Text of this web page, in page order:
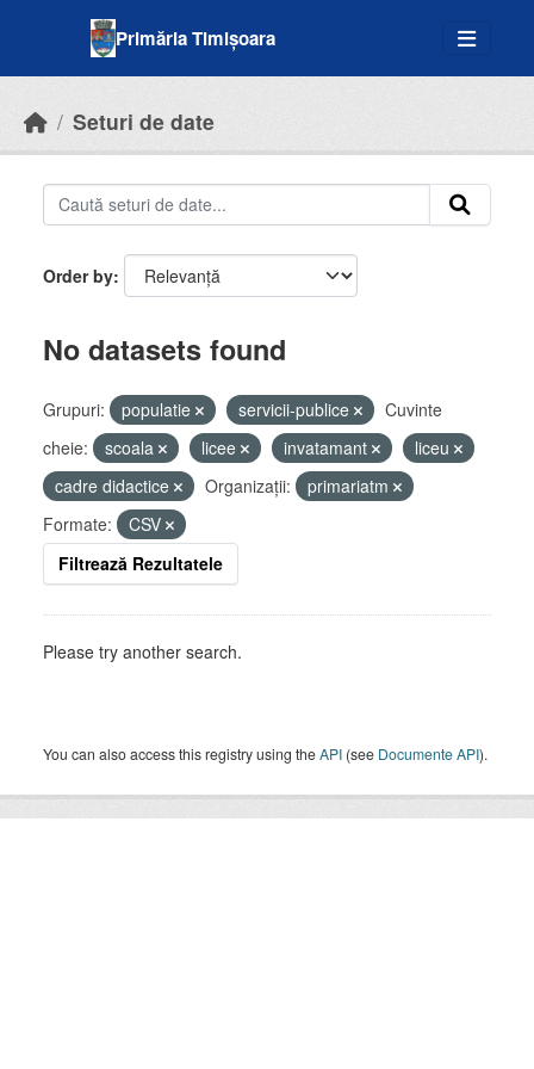
Primăria Timișoara
Seturi de date
Order by
No datasets found
Grupuri: populatie servicii-publice
Cuvinte
cheie:
scoala licee invatamant
liceu
cadre didactice
Organizații:
primariatm
Formate:
CSV
Filtrează Rezultatele
Please try another search.
You can also access this registry using theAPI (see Documente API).